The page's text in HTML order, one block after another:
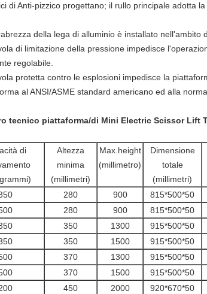
di Anti-pizzico progettano; il rullo principale adotta
della lega di alluminio è installato nell'ambito
di limitazione della pressione impedisce
regolabile.
protetta contro le esplosioni impedisce la
al ANSI/ASME standard americano ed alla
tecnico piattaforma/di Mini Electric Scissor Lift
di
Altezza
minima
(millimetri)
Max.height
(millimetro)
Dimensione
totale
(millimetri)
280 900 815*500*50
280 900 815*500*50
350 1300 915*500*50
350 1500 915*500*50
370 1300 915*500*50
370 1500 915*500*50
450 2000 920*670*50